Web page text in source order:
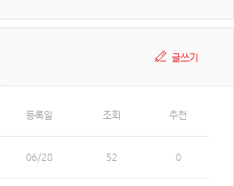
글쓰기
등록일 조회 추천
06/28 52 0